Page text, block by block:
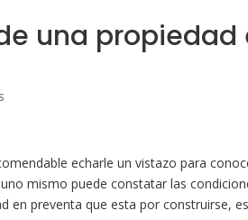
una propiedad
echarle un vistazo para
mismo puede constatar las
en preventa que esta por construirse,